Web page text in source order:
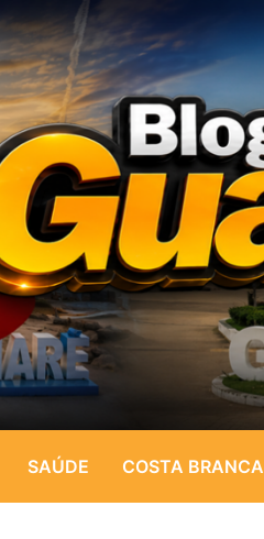
SAÚDE COSTA BRANCA